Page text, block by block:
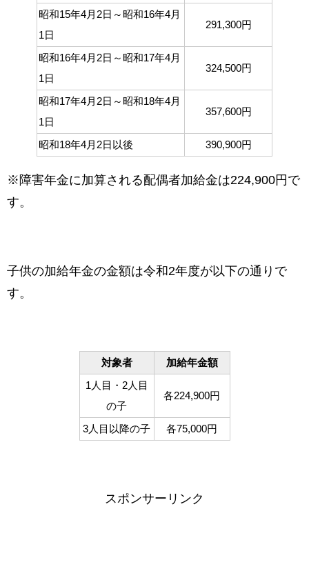
昭和15年4月2日～昭和16年4月
1日
291,300円
昭和16年4月2日～昭和17年4月
1日
324,500円
昭和17年4月2日～昭和18年4月
1日
357,600円
昭和18年4月2日以後 390,900円
※障害年金に加算される配偶者加給金は224,900円で
す。
子供の加給年金の金額は令和2年度が以下の通りで
す。
対象者
加給年金額
1人目・2人目
の子
各224,900円
3人目以降の子 各75,000円
スポンサーリンク